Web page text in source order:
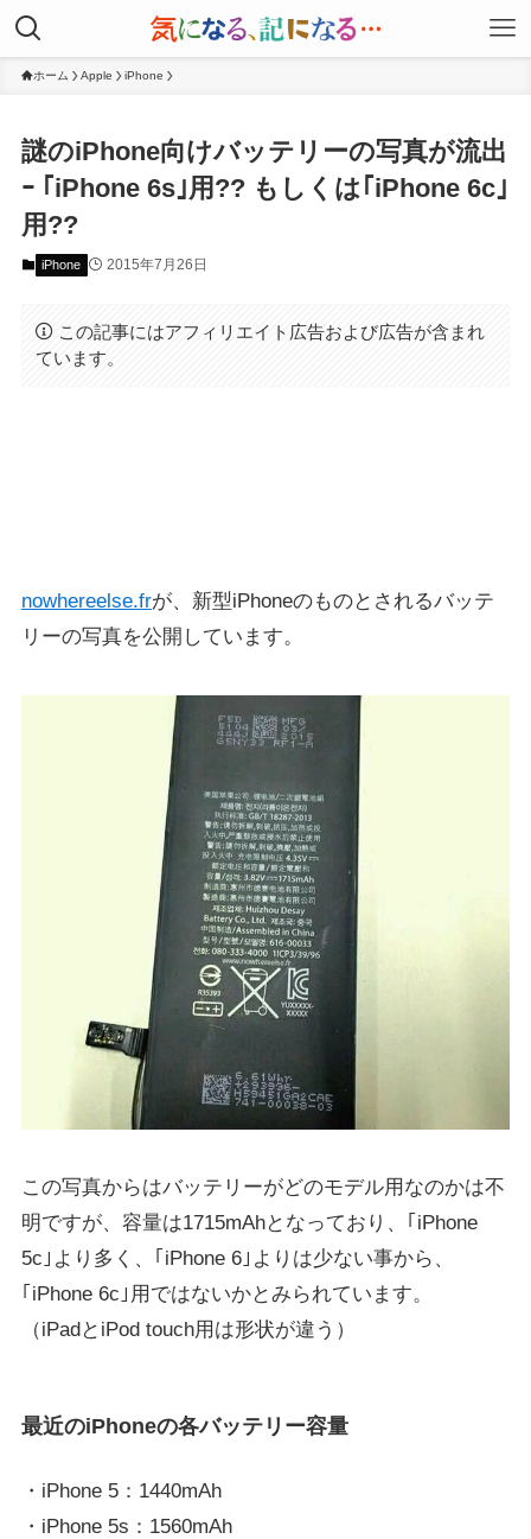
ホーム Apple iPhone
謎のiPhone向けバッテリーの写真が流出
ｰ ｢iPhone 6s｣用?? もしくは｢iPhone 6c｣
用??
iPhone 2015年7月26日
この記事にはアフィリエイト広告および広告が含まれ
ています。
nowhereelse.frが、新型iPhoneのものとされるバッテ
リーの写真を公開しています。
この写真からはバッテリーがどのモデル用なのかは不
明ですが、容量は1715mAhとなっており、｢iPhone
5c｣より多く、｢iPhone 6｣よりは少ない事から、
｢iPhone 6c｣用ではないかとみられています。
（iPadとiPod touch用は形状が違う）
最近のiPhoneの各バッテリー容量
・iPhone 5：1440mAh
・iPhone 5s：1560mAh